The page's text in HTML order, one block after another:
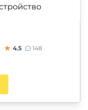
4.5 148